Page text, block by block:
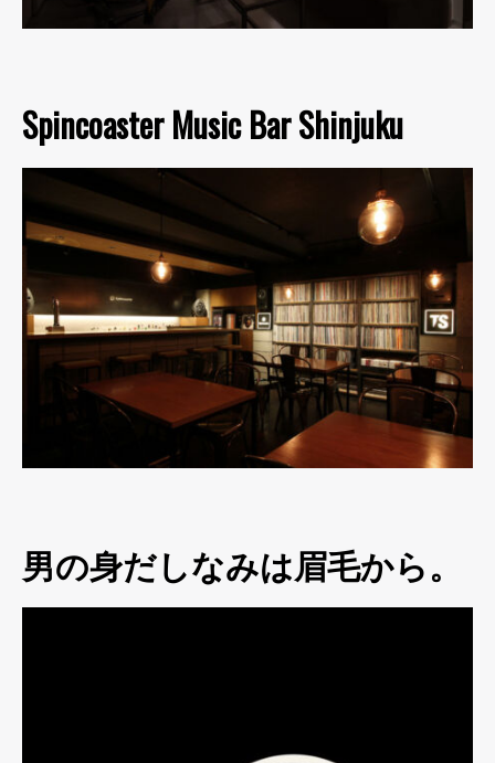
Spincoaster Music Bar Shinjuku
男の身だしなみは眉毛から。